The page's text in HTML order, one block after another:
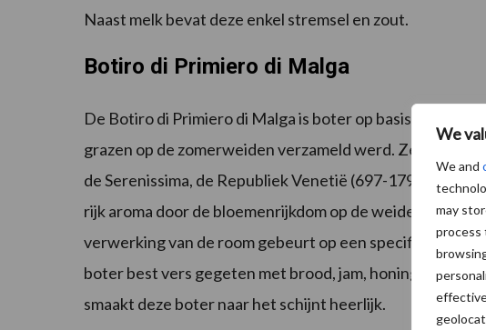
We
We and
may
process
Naast melk bevat deze enkel stremsel en zout.
Botiro di Primiero di Malga
De Botiro di Primiero di Malga is boter op basis van
grazen op de zomerweiden verzameld werd. Ze heeft
de Serenissima, de Republiek Venetië (697-1797). De
rijk aroma door de bloemenrijkdom op de weiden en de
verwerking van de room gebeurt op een specifieke
boter best vers gegeten met brood, jam, honing of
smaakt deze boter naar het schijnt heerlijk.